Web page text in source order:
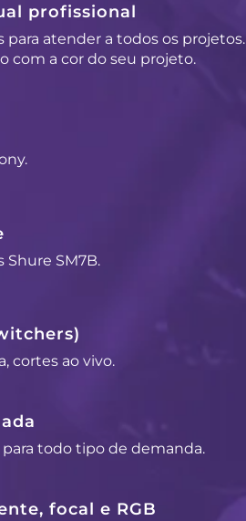
profissional
para atender a todos os projetos.
com a cor do seu projeto.
SM7B.
cortes ao vivo.
todo tipo de demanda.
focal e RGB